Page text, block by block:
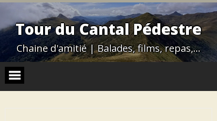
Skip
contentTour du Cantal Pédestre
Chaine d'amitié | Balades, films, repas,…